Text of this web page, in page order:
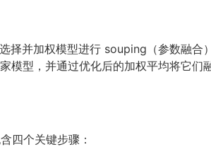
择并加权模型进行 souping（参数融合
模型，并通过优化后的加权平均将它们
四个关键步骤：